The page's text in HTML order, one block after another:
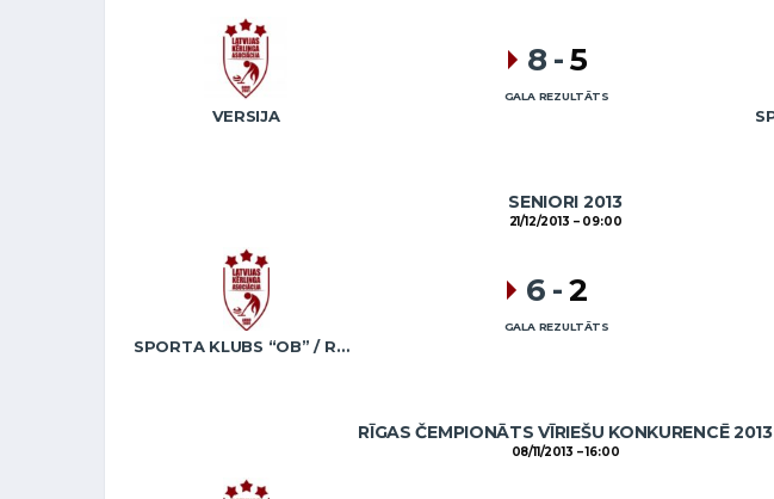
VERSIJA
8 -5
GALA REZULTĀTS
SENIORI 2013
21/12/2013 09:00
SPORTA KLUBS “OB” / REGŽA
6 -2
GALA REZULTĀTS
RĪGAS ČEMPIONĀTS VĪRIEŠU KONKURENCĒ 2013
08/11/2013 16:00